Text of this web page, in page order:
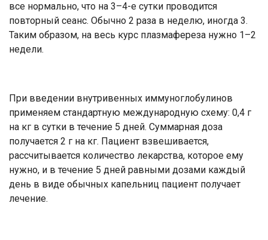
все нормально, что на 3–4-е сутки проводится
повторный сеанс. Обычно 2 раза в неделю, иногда 3.
Таким образом, на весь курс плазмафереза нужно 1–2
недели.
При введении внутривенных иммуноглобулинов
применяем стандартную международную схему: 0,4 г
на кг в сутки в течение 5 дней. Суммарная доза
получается 2 г на кг. Пациент взвешивается,
рассчитывается количество лекарства, которое ему
нужно, и в течение 5 дней равными дозами каждый
день в виде обычных капельниц пациент получает
лечение.